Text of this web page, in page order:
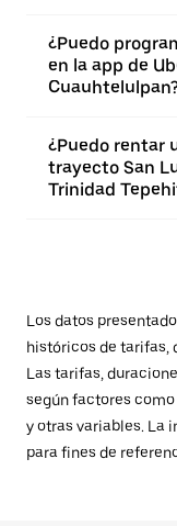
¿Puedo
en la app de
¿Puedo rentar
trayecto San
Trinidad
Los datos
históricos de tarifas,
Las tarifas,
según factores
y otras variables. La
para fines de